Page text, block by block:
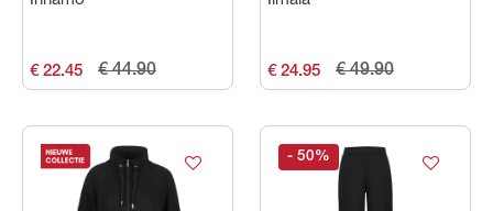
€ 22.45 € 44.90 € 24.95 € 49.90
- 50%